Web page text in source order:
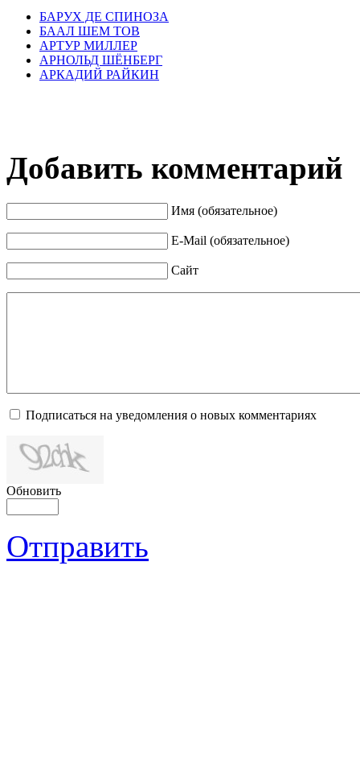
БАРУХ ДЕ СПИНОЗА
БААЛ ШЕМ ТОВ
АРТУР МИЛЛЕР
АРНОЛЬД ШЁНБЕРГ
АРКАДИЙ РАЙКИН
Добавить комментарий
Имя (обязательное)
E-Mail (обязательное)
Сайт
Подписаться на уведомления о новых комментариях
Обновить
Отправить